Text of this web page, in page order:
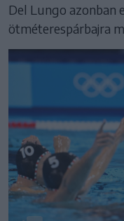
Del Lungo azonban
ötméterespárbajra